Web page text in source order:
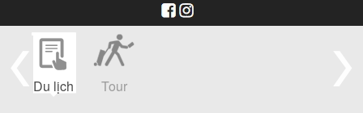
Du lịch Tour